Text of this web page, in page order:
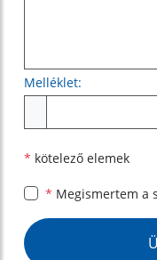
Melléklet:
* kötelező elemek
* Megismertem a
Google reCaptcha